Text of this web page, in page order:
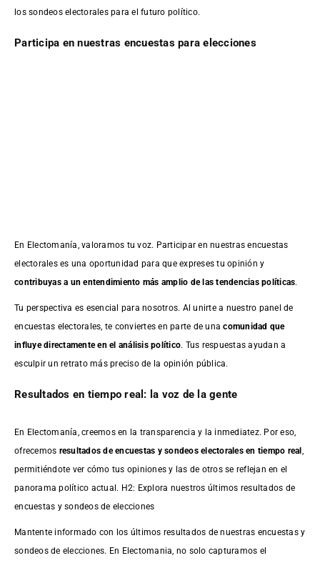
los sondeos electorales para el futuro político.
Participa en nuestras encuestas para elecciones
En Electomanía, valoramos tu voz. Participar en nuestras encuestas
electorales es una oportunidad para que expreses tu opinión y
contribuyas a un entendimiento más amplio de las tendencias políticas.
Tu perspectiva es esencial para nosotros. Al unirte a nuestro panel de
encuestas electorales, te conviertes en parte de unacomunidad que
influye directamente en el análisis político. Tus respuestas ayudan a
esculpir un retrato más preciso de la opinión pública.
Resultados en tiempo real: la voz de la gente
En Electomanía, creemos en la transparencia y la inmediatez. Por eso,
ofrecemos resultados deencuestas y sondeos electorales en tiempo real
permitiéndote ver cómo tus opiniones y las de otros se reflejan en el
panorama político actual. H2: Explora nuestros últimos resultados de
encuestas y sondeos de elecciones
Mantente informado con los últimos resultados de nuestras encuestasy
sondeos de elecciones. En Electomania, no solo capturamos el